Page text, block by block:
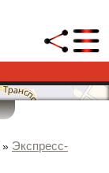
» Экспресс-